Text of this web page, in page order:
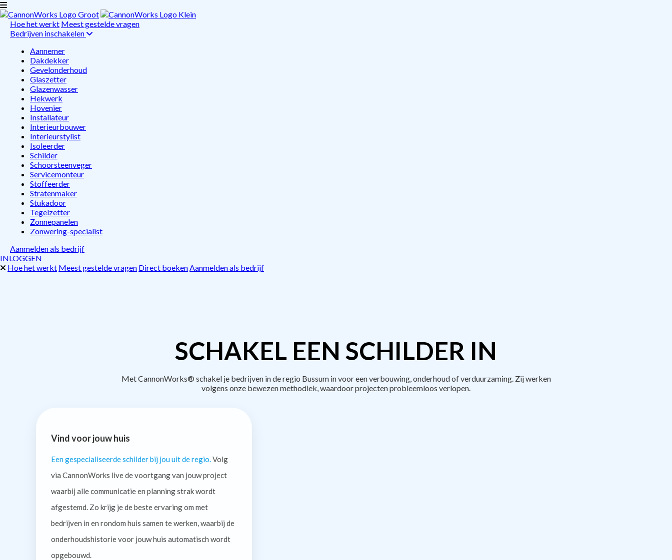
Hoe het werkt Meest gestelde vragen
Bedrijven inschakelen
Aannemer
Dakdekker
Gevelonderhoud
Glaszetter
Glazenwasser
Hekwerk
Hovenier
Installateur
Interieurbouwer
Interieurstylist
Isoleerder
Schilder
Schoorsteenveger
Servicemonteur
Stoffeerder
Stratenmaker
Stukadoor
Tegelzetter
Zonnepanelen
Zonwering-specialist
Aanmelden als bedrijf
INLOGGEN
Hoe het werkt Meest gestelde vragen Direct boekenAanmelden als bedrijf
SCHAKEL EEN SCHILDER IN
Met CannonWorks® schakel je bedrijven in de regio Bussum in voor een verbouwing, onderhoud of verduurzaming. Zij werken
volgens onze bewezen methodiek, waardoor projecten probleemloos verlopen.
Vind voor jouw huis
Een gespecialiseerde schilder bij jou uit de regio. Volg
via CannonWorks live de voortgang van jouw project
waarbij alle communicatie en planning strak wordt
afgestemd. Zo krijg je de beste ervaring om met
bedrijven in en rondom huis samen te werken, waarbij de
onderhoudshistorie voor jouw huis automatisch wordt
opgebouwd.